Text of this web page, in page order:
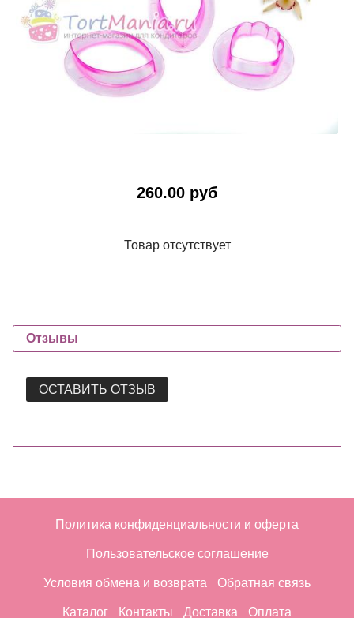
260.00 руб
Товар отсутствует
Отзывы
ОСТАВИТЬ ОТЗЫВ
Политика конфиденциальности и оферта
Пользовательское соглашение
Условия обмена и возврата Обратная связь
Каталог Контакты Доставка Оплата